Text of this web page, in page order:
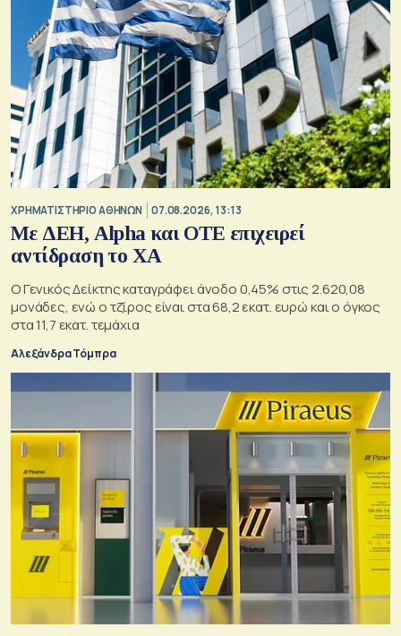
XΡΗΜΑΤΙΣΤΗΡΙΟ ΑΘΗΝΩΝ 07.08.2026, 13:13
Με ΔΕΗ, Alpha και ΟΤΕ επιχειρεί
αντίδραση το ΧΑ
Ο Γενικός Δείκτης καταγράφει άνοδο 0,45% στις 2.620,08
μονάδες, ενώ ο τζίρος είναι στα 68,2 εκατ. ευρώ και ο όγκος
στα 11,7 εκατ. τεμάχια
Αλεξάνδρα Τόμπρα